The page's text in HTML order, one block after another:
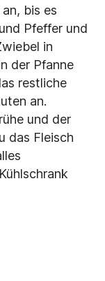
an, bis es
Pfeffer und
in
der Pfanne
restliche
an.
und der
das Fleisch